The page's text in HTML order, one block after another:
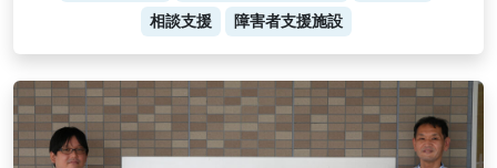
相談支援
障害者支援施設